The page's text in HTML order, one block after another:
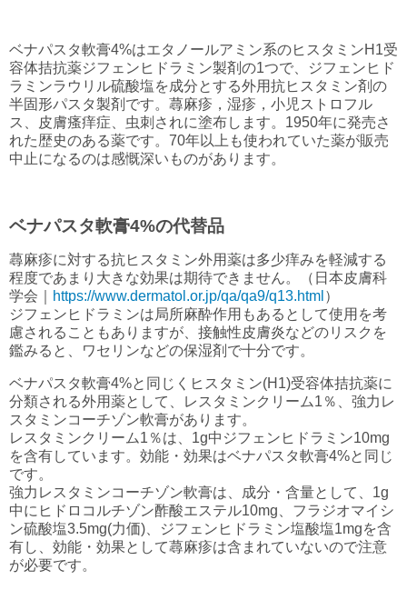
ベナパスタ軟膏4%はエタノールアミン系のヒスタミンH1受
容体拮抗薬ジフェンヒドラミン製剤の1つで、ジフェンヒド
ラミンラウリル硫酸塩を成分とする外用抗ヒスタミン剤の
半固形パスタ製剤です。蕁麻疹，湿疹，小児ストロフル
ス、皮膚瘙痒症、虫刺されに塗布します。1950年に発売さ
れた歴史のある薬です。70年以上も使われていた薬が販売
中止になるのは感慨深いものがあります。
ベナパスタ軟膏4%の代替品
蕁麻疹に対する抗ヒスタミン外用薬は多少痒みを軽減する
程度であまり大きな効果は期待できません。（日本皮膚科
学会｜
https://www.dermatol.or.jp/qa/qa9/q13.html ）
ジフェンヒドラミンは局所麻酔作用もあるとして使用を考
慮されることもありますが、接触性皮膚炎などのリスクを
鑑みると、ワセリンなどの保湿剤で十分です。
ベナパスタ軟膏4%と同じくヒスタミン(H1)受容体拮抗薬に
分類される外用薬として、レスタミンクリーム1％、強力レ
スタミンコーチゾン軟膏があります。
レスタミンクリーム1％は、1g中ジフェンヒドラミン10mg
を含有しています。効能・効果はベナパスタ軟膏4%と同じ
です。
強力レスタミンコーチゾン軟膏は、成分・含量として、1g
中にヒドロコルチゾン酢酸エステル10mg、フラジオマイシ
ン硫酸塩3.5mg(力価)、ジフェンヒドラミン塩酸塩1mgを含
有し、効能・効果として蕁麻疹は含まれていないので注意
が必要です。